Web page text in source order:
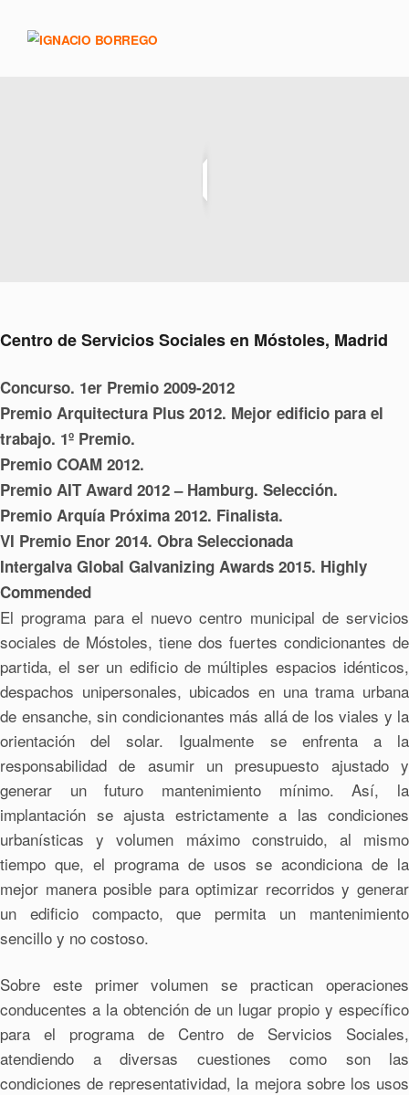
Centro de Servicios Sociales en Móstoles, Madrid
Concurso. 1er Premio 2009-2012
Premio Arquitectura Plus 2012. Mejor edificio para el
trabajo. 1º Premio.
Premio COAM 2012.
Premio AIT Award 2012 – Hamburg. Selección.
Premio Arquía Próxima 2012. Finalista.
VI Premio Enor 2014. Obra Seleccionada
Intergalva Global Galvanizing Awards 2015. Highly
Commended
El programa para el nuevo centro municipal de servicios
sociales de Móstoles, tiene dos fuertes condicionantes de
partida, el ser un edificio de múltiples espacios idénticos,
despachos unipersonales, ubicados en una trama urbana
de ensanche, sin condicionantes más allá de los viales y la
orientación del solar. Igualmente se enfrenta a la
responsabilidad de asumir un presupuesto ajustado y
generar un futuro mantenimiento mínimo. Así, la
implantación se ajusta estrictamente a las condiciones
urbanísticas y volumen máximo construido, al mismo
tiempo que, el programa de usos se acondiciona de la
mejor manera posible para optimizar recorridos y generar
un edificio compacto, que permita un mantenimiento
sencillo y no costoso.
Sobre este primer volumen se practican operaciones
conducentes a la obtención de un lugar propio y específico
para el programa de Centro de Servicios Sociales,
atendiendo a diversas cuestiones como son las
condiciones de representatividad, la mejora sobre los usos